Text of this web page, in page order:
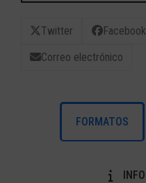
Twitter Facebook
Correo electrónico
FORMATOS